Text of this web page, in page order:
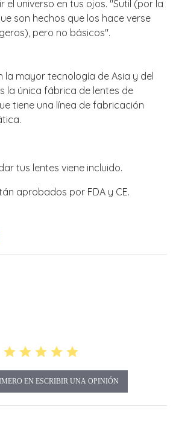
el universo en tus ojos. "Sutil (por la
son hechos que los hace verse
pero no básicos".
la mayor tecnología de Asia y del
la única fábrica de lentes de
tiene una línea de fabricación
tus lentes viene incluido.
aprobados por FDA y CE.
EN ESCRIBIR UNA OPINIÓN